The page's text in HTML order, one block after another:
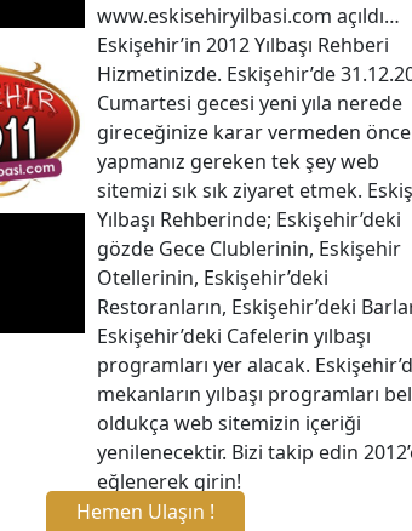
www.eskisehiryilbasi.com açıldı…
Eskişehir’in 2012 Yılbaşı Rehberi
Hizmetinizde. Eskişehir’de
Cumartesi gecesi yeni yıla nerede
gireceğinize karar vermeden önce
yapmanız gereken tek şey web
sitemizi sık sık ziyaret etmek.
Yılbaşı Rehberinde; Eskişehir’deki
gözde Gece Clublerinin, Eskişehir
Otellerinin, Eskişehir’deki
Restoranların, Eskişehir’deki
Eskişehir’deki Cafelerin yılbaşı
programları yer alacak.
mekanların yılbaşı programları
oldukça web sitemizin içeriği
yenilenecektir. Bizi takip edin
eğlenerek girin!
Hemen Ulaşın !